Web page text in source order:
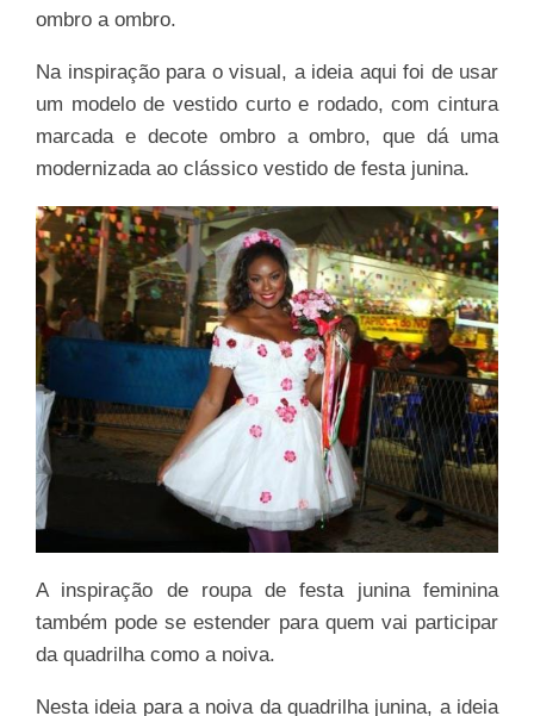
ombro a ombro.
Na inspiração para o visual, a ideia aqui foi de usar
um modelo de vestido curto e rodado, com cintura
marcada e decote ombro a ombro, que dá uma
modernizada ao clássico vestido de festa junina.
A inspiração de roupa de festa junina feminina
também pode se estender para quem vai participar
da quadrilha como a noiva.
Nesta ideia para a noiva da quadrilha junina, a ideia